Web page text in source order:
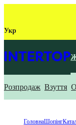
Укр
Розпродаж Взуття
ГоловнаШопінг